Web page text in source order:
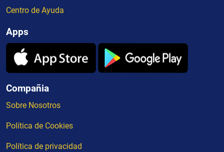
Centro de Ayuda
Apps
Compañia
Sobre Nosotros
Política de Cookies
Política de privacidad